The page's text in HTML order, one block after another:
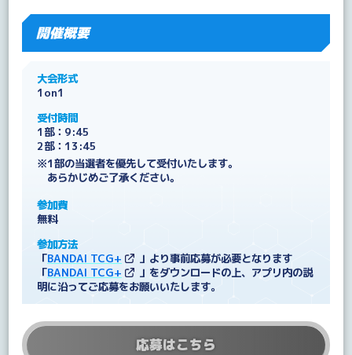
開催概要
大会形式
1on1
受付時間
1部：9:45
2部：13:45
※1部の当選者を優先して受付いたします。
あらかじめご了承ください。
参加費
無料
参加方法
「BANDAI TCG+
」より事前応募が必要となります
「BANDAI TCG+
」をダウンロードの上、アプリ内の説
明に沿ってご応募をお願いいたします。
応募はこちら